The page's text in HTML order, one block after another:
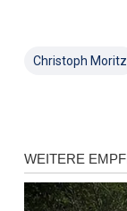
Christoph Moritz